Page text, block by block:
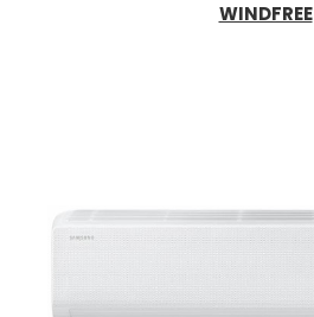
WINDFREE